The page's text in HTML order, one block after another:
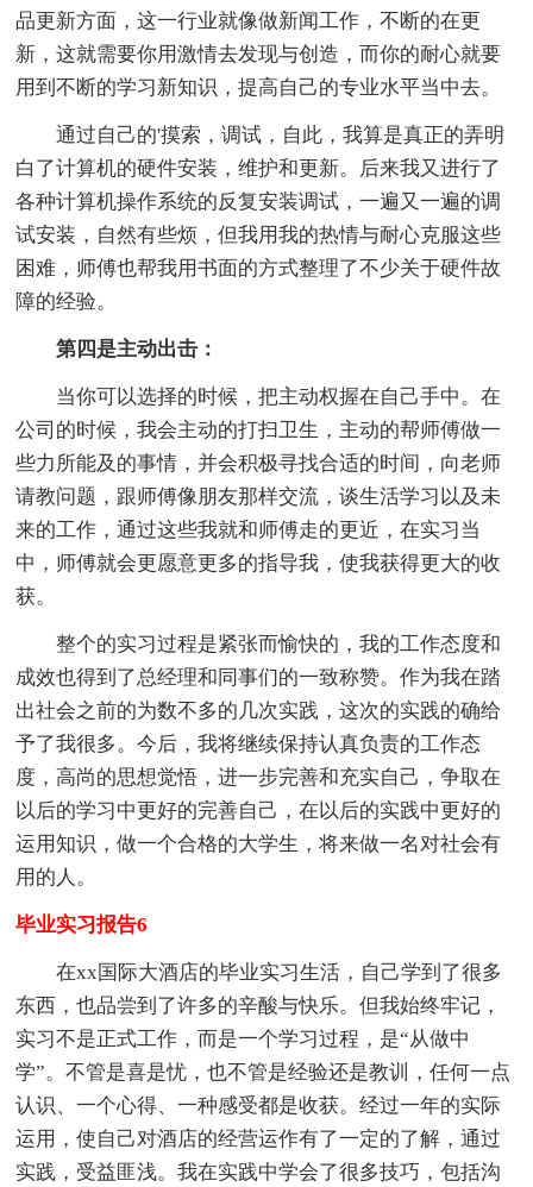
品更新方面，这一行业就像做新闻工作，不断的在更
新，这就需要你用激情去发现与创造，而你的耐心就要
用到不断的学习新知识，提高自己的专业水平当中去。
通过自己的'摸索，调试，自此，我算是真正的弄明
白了计算机的硬件安装，维护和更新。后来我又进行了
各种计算机操作系统的反复安装调试，一遍又一遍的调
试安装，自然有些烦，但我用我的热情与耐心克服这些
困难，师傅也帮我用书面的方式整理了不少关于硬件故
障的经验。
第四是主动出击：
当你可以选择的时候，把主动权握在自己手中。在
公司的时候，我会主动的打扫卫生，主动的帮师傅做一
些力所能及的事情，并会积极寻找合适的时间，向老师
请教问题，跟师傅像朋友那样交流，谈生活学习以及未
来的工作，通过这些我就和师傅走的更近，在实习当
中，师傅就会更愿意更多的指导我，使我获得更大的收
获。
整个的实习过程是紧张而愉快的，我的工作态度和
成效也得到了总经理和同事们的一致称赞。作为我在踏
出社会之前的为数不多的几次实践，这次的实践的确给
予了我很多。今后，我将继续保持认真负责的工作态
度，高尚的思想觉悟，进一步完善和充实自己，争取在
以后的学习中更好的完善自己，在以后的实践中更好的
运用知识，做一个合格的大学生，将来做一名对社会有
用的人。
毕业实习报告6
在xx国际大酒店的毕业实习生活，自己学到了很多
东西，也品尝到了许多的辛酸与快乐。但我始终牢记，
实习不是正式工作，而是一个学习过程，是“从做中
学”。不管是喜是忧，也不管是经验还是教训，任何一点
认识、一个心得、一种感受都是收获。经过一年的实际
运用，使自己对酒店的经营运作有了一定的了解，通过
实践，受益匪浅。我在实践中学会了很多技巧，包括沟